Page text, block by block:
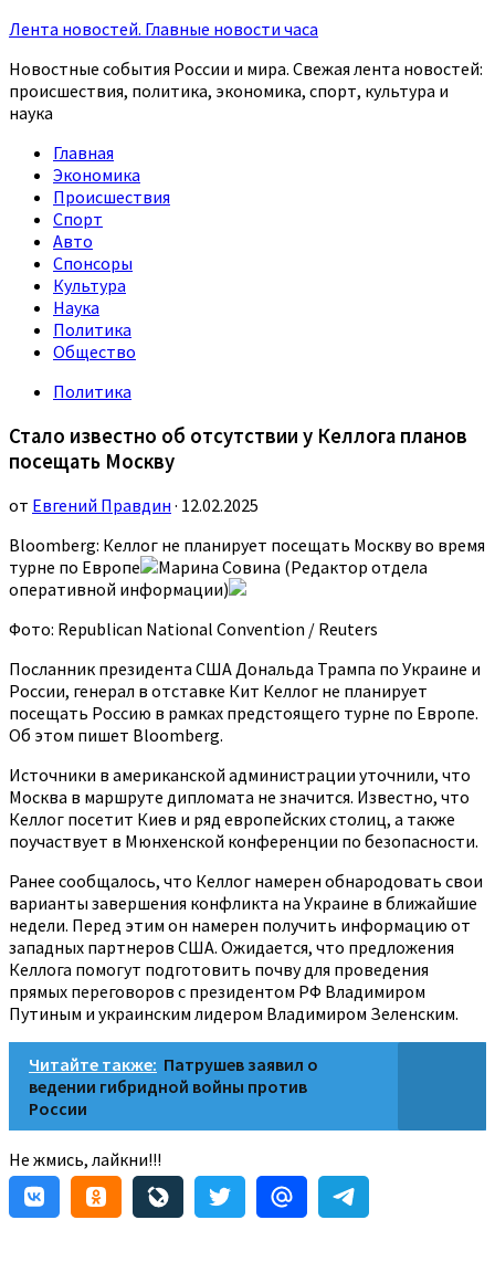
Лента новостей. Главные новости часа
Новостные события России и мира. Свежая лента новостей:
происшествия, политика, экономика, спорт, культура и
наука
Главная
Экономика
Происшествия
Спорт
Авто
Спонсоры
Культура
Наука
Политика
Общество
Политика
Стало известно об отсутствии у Келлога планов
посещать Москву
от Евгений Правдин · 12.02.2025
Bloomberg: Келлог не планирует посещать Москву во время
турне по Европе
Марина Совина (Редактор отдела
оперативной информации)
Фото: Republican National Convention / Reuters
Посланник президента США Дональда Трампа по Украине и
России, генерал в отставке Кит Келлог не планирует
посещать Россию в рамках предстоящего турне по Европе.
Об этом пишет Bloomberg.
Источники в американской администрации уточнили, что
Москва в маршруте дипломата не значится. Известно, что
Келлог посетит Киев и ряд европейских столиц, а также
поучаствует в Мюнхенской конференции по безопасности.
Ранее сообщалось, что Келлог намерен обнародовать свои
варианты завершения конфликта на Украине в ближайшие
недели. Перед этим он намерен получить информацию от
западных партнеров США. Ожидается, что предложения
Келлога помогут подготовить почву для проведения
прямых переговоров с президентом РФ Владимиром
Путиным и украинским лидером Владимиром Зеленским.
Читайте также: Патрушев заявил о
ведении гибридной войны против
России
Не жмись, лайкни!!!